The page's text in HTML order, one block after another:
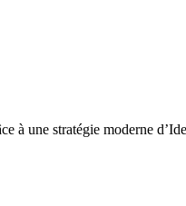
à une stratégie moderne